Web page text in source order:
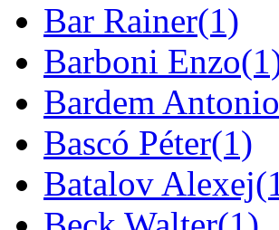
Bar Rainer(1)
Barboni Enzo
Bardem
Bascó Péter(1)
Batalov Alexej